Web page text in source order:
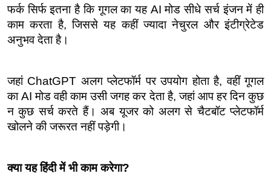
फर्क सिर्फ इतना है कि गूगल का यह AI मोड सीधे सर्च इंजन में ही
काम करता है, जिससे यह कहीं ज्यादा नेचुरल और इंटीग्रेटेड
अनुभव देता है।
जहां ChatGPT अलग प्लेटफॉर्म पर उपयोग होता है, वहीं गूगल
का AI मोड वही काम उसी जगह कर देता है, जहां आप हर दिन कुछ
न कुछ सर्च करते हैं। अब यूजर को अलग से चैटबॉट प्लेटफॉर्म
खोलने की जरूरत नहीं पड़ेगी।
क्या यह हिंदी में भी काम करेगा?